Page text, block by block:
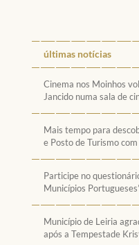
últimas notícias
Cinema nos Moinhos
Jancido numa sala de
Mais tempo para
e Posto de Turismo
Participe no
Municípios
Município de Leiria
após a Tempestade